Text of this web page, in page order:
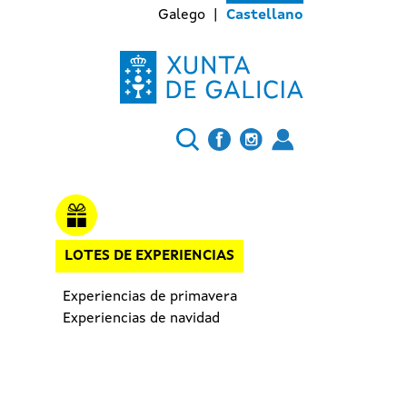
Galego Castellano
LOTES DE EXPERIENCIAS
Experiencias de primavera
Experiencias de navidad